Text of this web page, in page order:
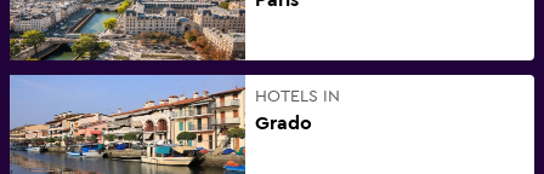
HOTELS IN
Grado